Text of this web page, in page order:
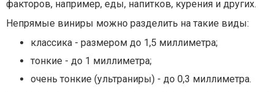
факторов, например, еды, напитков, курения и других.
Непрямые виниры можно разделить на такие виды:
классика - размером до 1,5 миллиметра;
тонкие - до 1 миллиметра;
очень тонкие (ультраниры) - до 0,3 миллиметра.